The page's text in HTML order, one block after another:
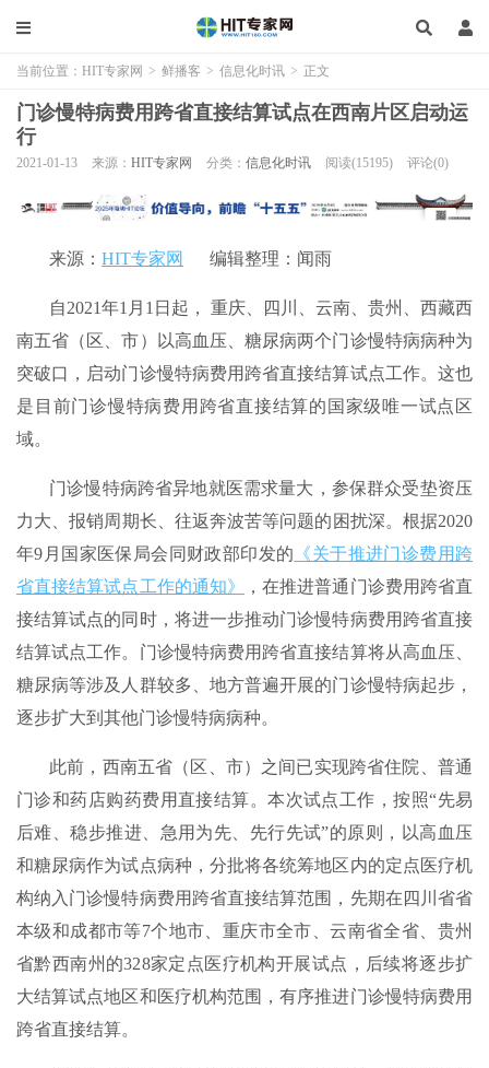
当前位置： HIT专家网 > 鲜播客 > 信息化时讯 > 正文
门诊慢特病费用跨省直接结算试点在西南片区启动运
行
2021-01-13 来源： HIT专家网 分类： 信息化时讯 阅读(15195) 评论(0)
来源： HIT专家网 编辑整理：闻雨
自2021年1月1日起， 重庆、四川、云南、贵州、西藏西
南五省（区、市）以高血压、糖尿病两个门诊慢特病病种为
突破口，启动门诊慢特病费用跨省直接结算试点工作。这也
是目前门诊慢特病费用跨省直接结算的国家级唯一试点区
域。
门诊慢特病跨省异地就医需求量大，参保群众受垫资压
力大、报销周期长、往返奔波苦等问题的困扰深。根据2020
年9月国家医保局会同财政部印发的 《关于推进门诊费用跨
省直接结算试点工作的通知》
，在推进普通门诊费用跨省直
接结算试点的同时，将进一步推动门诊慢特病费用跨省直接
结算试点工作。门诊慢特病费用跨省直接结算将从高血压、
糖尿病等涉及人群较多、地方普遍开展的门诊慢特病起步，
逐步扩大到其他门诊慢特病病种。
此前，西南五省（区、市）之间已实现跨省住院、普通
门诊和药店购药费用直接结算。本次试点工作，按照“先易
后难、稳步推进、急用为先、先行先试”的原则，以高血压
和糖尿病作为试点病种，分批将各统筹地区内的定点医疗机
构纳入门诊慢特病费用跨省直接结算范围，先期在四川省省
本级和成都市等7个地市、重庆市全市、云南省全省、贵州
省黔西南州的328家定点医疗机构开展试点，后续将逐步扩
大结算试点地区和医疗机构范围，有序推进门诊慢特病费用
跨省直接结算。